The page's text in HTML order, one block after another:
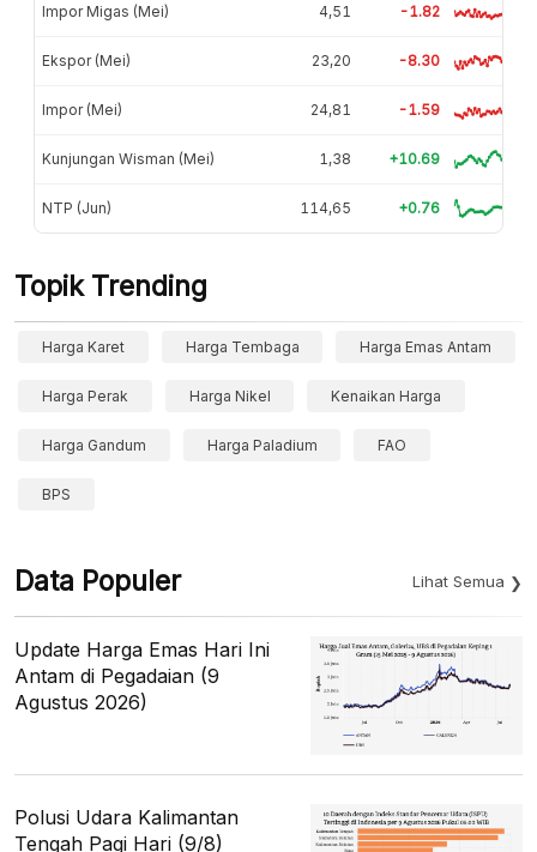
Impor Migas (Mei) 4,51 -1.82
Ekspor (Mei) 23,20 -8.30
Impor (Mei) 24,81 -1.59
Kunjungan Wisman (Mei) 1,38 +10.69
NTP (Jun) 114,65 +0.76
Topik Trending
Harga Karet Harga Tembaga Harga Emas Antam
Harga Perak Harga Nikel Kenaikan Harga
Harga Gandum Harga Paladium FAO
BPS
Data Populer Lihat Semua
Update Harga Emas Hari Ini
Antam di Pegadaian (9
Agustus 2026)
Polusi Udara Kalimantan
Tengah Pagi Hari (9/8)